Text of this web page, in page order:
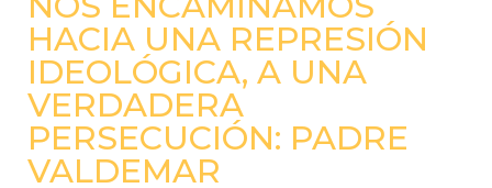
HACIA UNA REPRESIÓN
IDEOLÓGICA, A UNA
VERDADERA
PERSECUCIÓN: PADRE
VALDEMAR